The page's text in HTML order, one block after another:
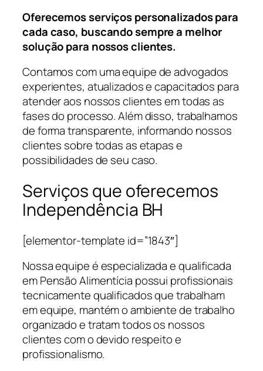
Oferecemos serviços personalizados para
cada caso, buscando sempre a melhor
solução para nossos clientes.
Contamos com uma equipe de advogados
experientes, atualizados e capacitados para
atender aos nossos clientes em todas as
fases do processo. Além disso, trabalhamos
de forma transparente, informando nossos
clientes sobre todas as etapas e
possibilidades de seu caso.
Serviços que oferecemos
Independência BH
[elementor-template id=”1843″]
Nossa equipe é especializada e qualificada
em Pensão Alimentícia possui profissionais
tecnicamente qualificados que trabalham
em equipe, mantém o ambiente de trabalho
organizado e tratam todos os nossos
clientes com o devido respeito e
profissionalismo.